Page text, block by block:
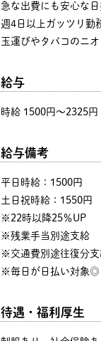
急な出費にも安心な日
週4日以上ガッツリ勤
玉運びやタバコのニ
給与
時給 1500円〜2325円
給与備考
平日時給：1500円
土日祝時給：1550円
※22時以降25％UP
※残業手当別途支給
※交通費別途往復分支
※毎日が日払い対象◎
待遇・福利厚生